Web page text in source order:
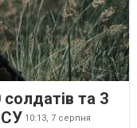
та 3
10:13, 7 серпня